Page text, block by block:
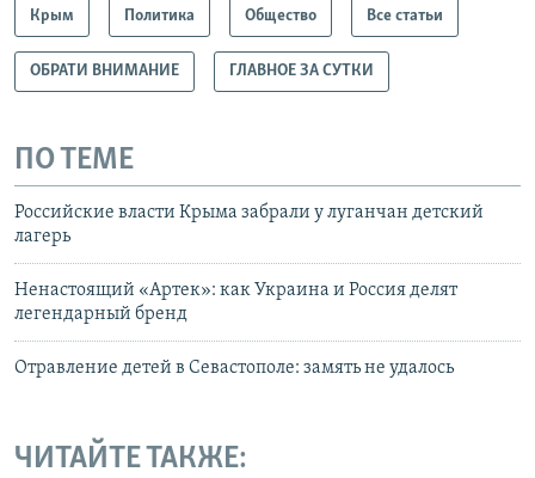
Крым Политика Общество Все статьи
ОБРАТИ ВНИМАНИЕ ГЛАВНОЕ ЗА СУТКИ
ПО ТЕМЕ
Российские власти Крыма забрали у луганчан детский
лагерь
Ненастоящий «Артек»: как Украина и Россия делят
легендарный бренд
Отравление детей в Севастополе: замять не удалось
ЧИТАЙТЕ ТАКЖЕ: